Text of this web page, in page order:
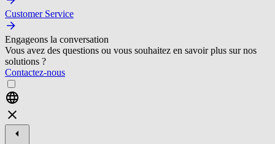
Customer Service
Engageons la conversation
Vous avez des questions ou vous souhaitez en savoir plus sur nos
solutions ?
Contactez-nous